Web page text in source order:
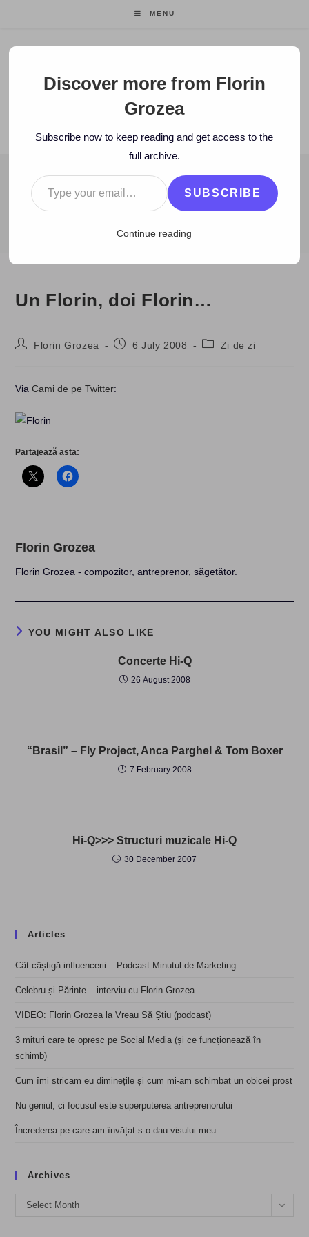
MENU
Florin Grozea
ENTREPRENEUR. FOUNDER/CEO MOCAPP.
BLOG
2008 > July > 6 > Zi de zi > Un Florin, doi Florin…
Un Florin, doi Florin…
PostFlorin Grozea
Post6 July 2008
PostZi de zi
ViaCami de pe Twitter:
Partajează asta:
Florin Grozea
Florin Grozea - compozitor, antreprenor, săgetător.
YOU MIGHT ALSO LIKE
Concerte Hi-Q
26 August 2008
“Brasil” – Fly Project, Anca Parghel & Tom Boxer
7 February 2008
Hi-Q>>> Structuri muzicale Hi-Q
30 December 2007
Articles
Cât câștigă influencerii – Podcast Minutul de Marketing
Celebru și Părinte – interviu cu Florin Grozea
VIDEO: Florin Grozea la Vreau Să Știu (podcast)
3 mituri care te opresc pe Social Media (și ce funcționează în
schimb)
Cum îmi stricam eu diminețile și cum mi-am schimbat un obicei prost
Nu geniul, ci focusul este superputerea antreprenorului
Încrederea pe care am învățat s-o dau visului meu
Archives
Archives
Select Month
Discover more from Florin
Grozea
Subscribe now to keep reading and get access to the
full archive.
Type your email…
SUBSCRIBE
Continue reading